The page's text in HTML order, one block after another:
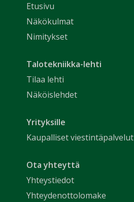
Etusivu
Näkökulmat
Nimitykset
Talotekniikka-lehti
Tilaa lehti
Näköislehdet
Yrityksille
Kaupalliset viestintäpalvelut
Ota yhteyttä
Yhteystiedot
Yhteydenottolomake